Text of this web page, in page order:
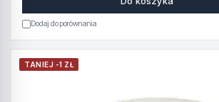
Dodaj do porównania
TANIEJ -1 ZŁ